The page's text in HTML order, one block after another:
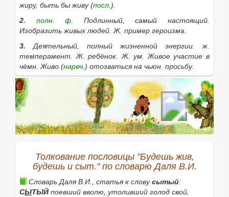
жиру, быть бы живу(посл.).
2.
полн. ф.
Подлинный, самый настоящий.
Изобразить живых людей. Ж. пример героизма.
3. Деятельный, полный жизненной энергии.ж.
темперамент. Ж. ребёнок. Ж. ум. Живое участие в
чёмн. Живо (нареч.) отозваться на чьюн. просьбу.
4.Лёгкий и занимательный, выразительный. Живое
изложение. Живо
нареч.)описатьчто-н.
5.
Отвечающий реальным потребностям,
Живое дело. Живое начинание.
6.Остро переживаемый.Живая обида. Живое
кратк. ф., кем-чем.Такой, к-рый существует
благодарякому-чему-н., черпает силу в ком-чёмн.
Жив надеждой. Жива только детьми. Чем только он
жив?(откуда берёт силы жить?).
Толкование пословицы "Будешь жив,
будешь и сыт." по словарю Даля В.И.
Словарь Даля В.И., статья к словусытый:
СЫТЫЙпоевший вволю, утоливший голод свой,